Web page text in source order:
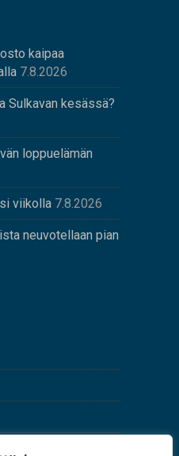
kaipaa
7.8.2026
Sulkavan kesässä?
loppuelämän
viikolla 7.8.2026
neuvotellaan pian